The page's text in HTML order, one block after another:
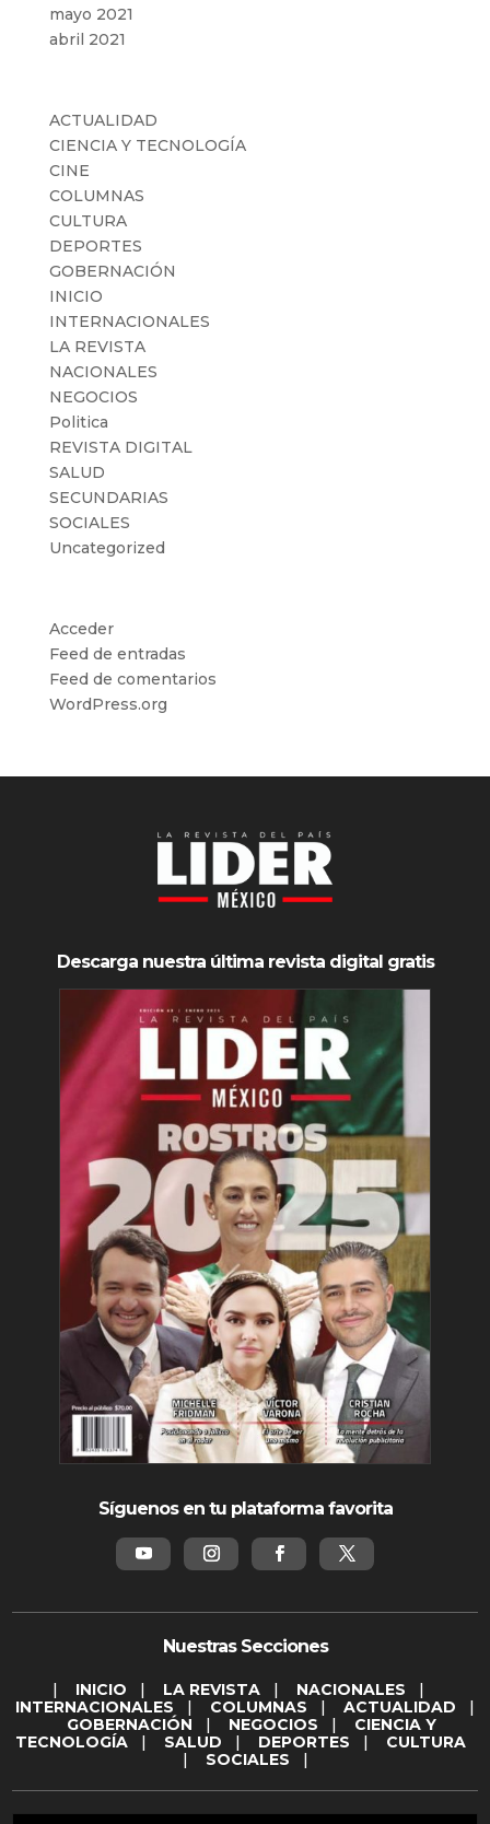
mayo 2021
abril 2021
ACTUALIDAD
CIENCIA Y TECNOLOGÍA
CINE
COLUMNAS
CULTURA
DEPORTES
GOBERNACIÓN
INICIO
INTERNACIONALES
LA REVISTA
NACIONALES
NEGOCIOS
Politica
REVISTA DIGITAL
SALUD
SECUNDARIAS
SOCIALES
Uncategorized
Acceder
Feed de entradas
Feed de comentarios
WordPress.org
Descarga nuestra última revista digital gratis
Síguenos en tu plataforma favorita
Nuestras Secciones
INICIO LA REVISTA NACIONALES
INTERNACIONALES
COLUMNAS ACTUALIDAD
GOBERNACIÓN
NEGOCIOS
CIENCIA Y
TECNOLOGÍA
SALUD DEPORTES
CULTURA
SOCIALES